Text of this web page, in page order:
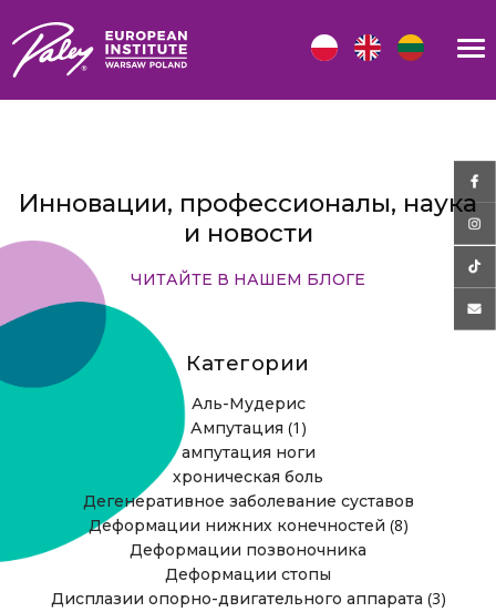
Инновации, профессионалы, наука
и новости
ЧИТАЙТЕ В НАШЕМ БЛОГЕ
Категории
Аль-Мудерис
Ампутация (1)
ампутация ноги
хроническая боль
Дегенеративное заболевание суставов
Деформации нижних конечностей (8)
Деформации позвоночника
Деформации стопы
Дисплазии опорно-двигательного аппарата (3)